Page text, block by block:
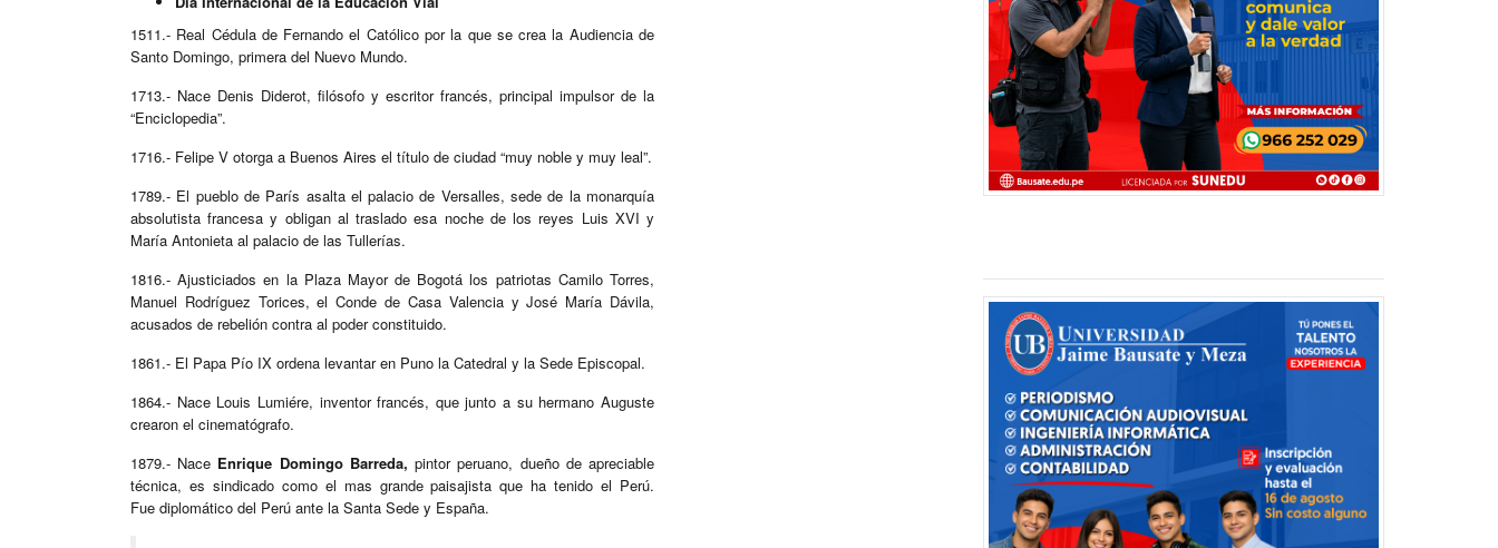
1511.- Real Cédula de Fernando el Católico por la que se crea la Audiencia de
Santo Domingo, primera del Nuevo Mundo.
1713.- Nace Denis Diderot, filósofo y escritor francés, principal impulsor de la
“Enciclopedia”.
1716.- Felipe V otorga a Buenos Aires el título de ciudad “muy noble y muy leal”.
1789.- El pueblo de París asalta el palacio de Versalles, sede de la monarquía
absolutista francesa y obligan al traslado esa noche de los reyes Luis XVI y
María Antonieta al palacio de las Tullerías.
1816.- Ajusticiados en la Plaza Mayor de Bogotá los patriotas Camilo Torres,
Manuel Rodríguez Torices, el Conde de Casa Valencia y José María Dávila,
acusados de rebelión contra al poder constituido.
1861.- El Papa Pío IX ordena levantar en Puno la Catedral y la Sede Episcopal.
1864.- Nace Louis Lumiére, inventor francés, que junto a su hermano Auguste
crearon el cinematógrafo.
1879.- Nace Enrique Domingo Barreda, pintor peruano, dueño de apreciable
técnica, es sindicado como el mas grande paisajista que ha tenido el Perú.
Fue diplomático del Perú ante la Santa Sede y España.